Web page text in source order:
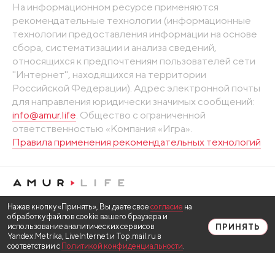
На информационном ресурсе применяются
рекомендательные технологии (информационные
технологии предоставления информации на основе
сбора, систематизации и анализа сведений,
относящихся к предпочтениям пользователей сети
"Интернет", находящихся на территории
Российской Федерации). Адрес электронной почты
для направления юридически значимых сообщений:
info@amur.life. Общество с ограниченной
ответственностью «Компания «Игра».
Правила применения рекомендательных технологий
Нажав кнопку «Принять», Вы даете свое согласие на
обработку файлов cookie вашего браузера и
использование аналитических сервисов
Yandex.Metrika, LiveInternet и Top.mail.ru в
соответствии с Политикой конфиденциальности.
ПРИНЯТЬ